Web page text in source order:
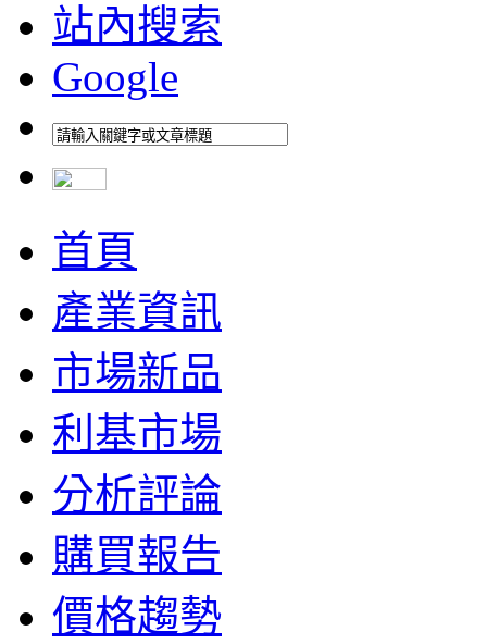
站內搜索
Google
首頁
產業資訊
市場新品
利基市場
分析評論
購買報告
價格趨勢